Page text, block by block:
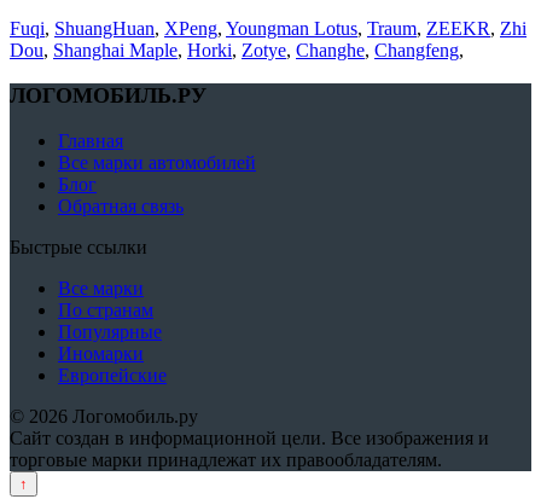
Fuqi, ShuangHuan, XPeng, Youngman Lotus, Traum, ZEEKR, Zhi
Dou, Shanghai Maple, Horki, Zotye, Changhe, Changfeng,
ЛОГОМОБИЛЬ.РУ
Главная
Все марки автомобилей
Блог
Обратная связь
Быстрые ссылки
Все марки
По странам
Популярные
Иномарки
Европейские
© 2026 Логомобиль.ру
Сайт создан в информационной цели. Все изображения и
торговые марки принадлежат их правообладателям.